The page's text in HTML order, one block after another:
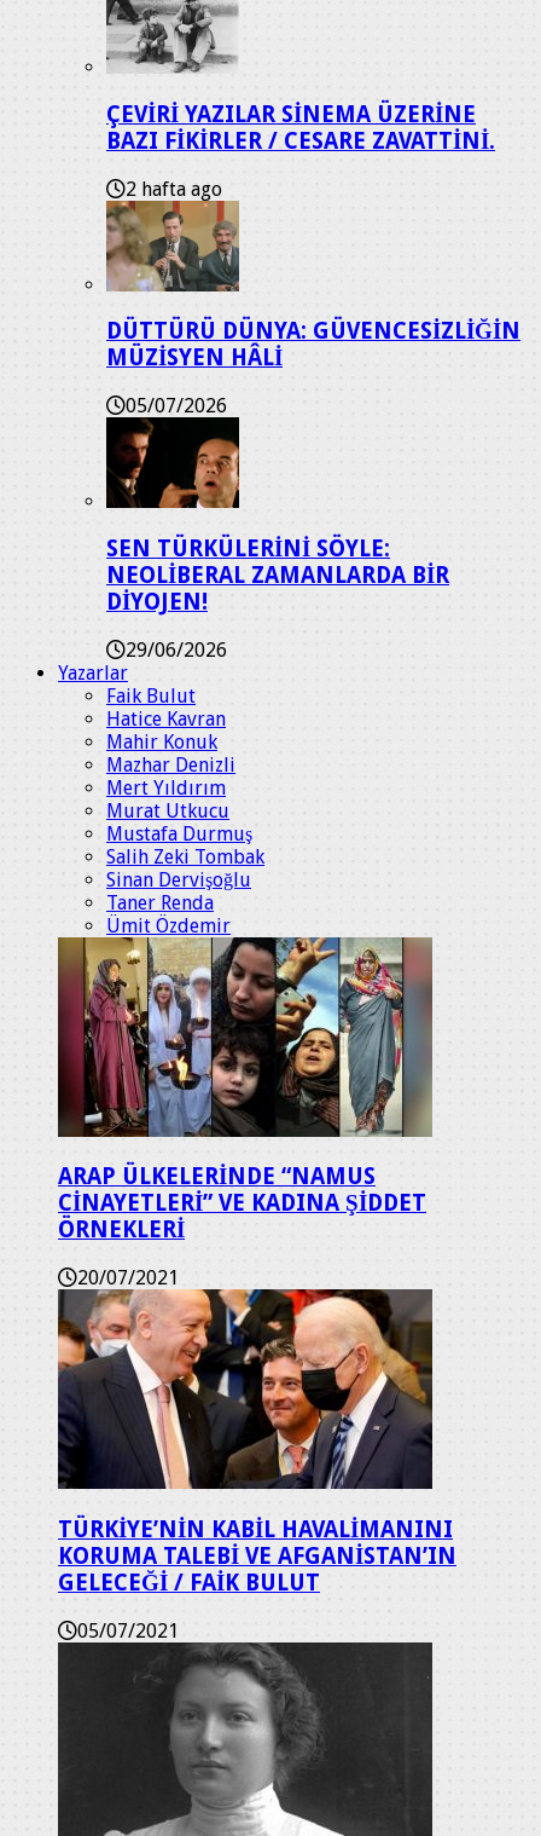
ÇEVİRİ YAZILAR SİNEMA ÜZERİNE
BAZI FİKİRLER / CESARE ZAVATTİNİ.
2 hafta ago
DÜTTÜRÜ DÜNYA: GÜVENCESİZLİĞİN
MÜZİSYEN HÂLİ
05/07/2026
SEN TÜRKÜLERİNİ SÖYLE:
NEOLİBERAL ZAMANLARDA BİR
DİYOJEN!
29/06/2026
Yazarlar
Faik Bulut
Hatice Kavran
Mahir Konuk
Mazhar Denizli
Mert Yıldırım
Murat Utkucu
Mustafa Durmuş
Salih Zeki Tombak
Sinan Dervişoğlu
Taner Renda
Ümit Özdemir
ARAP ÜLKELERİNDE “NAMUS
CİNAYETLERİ” VE KADINA ŞİDDET
ÖRNEKLERİ
20/07/2021
TÜRKİYE’NİN KABİL HAVALİMANINI
KORUMA TALEBİ VE AFGANİSTAN’IN
GELECEĞİ / FAİK BULUT
05/07/2021